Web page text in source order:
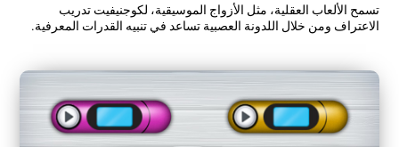
تسمح الألعاب العقلية، مثل الأزواج الموسيقية، لكوجنيفيت تدريب
الاعتراف ومن خلال اللدونة العصبية تساعد في تنبيه القدرات المعرفية.